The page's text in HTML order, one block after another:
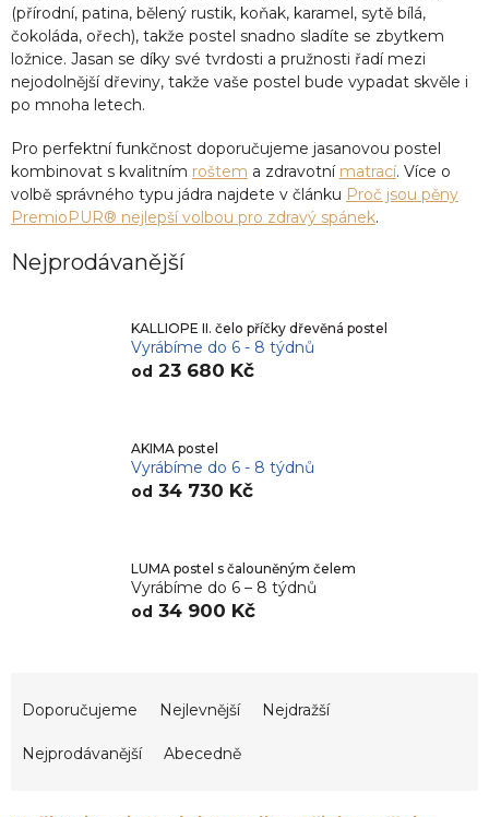
(přírodní, patina, bělený rustik, koňak, karamel, sytě bílá,
čokoláda, ořech), takže postel snadno sladíte se zbytkem
ložnice. Jasan se díky své tvrdosti a pružnosti řadí mezi
nejodolnější dřeviny, takže vaše postel bude vypadat skvěle i
po mnoha letech.
Pro perfektní funkčnost doporučujeme jasanovou postel
kombinovat s kvalitním roštem a zdravotní matrací. Více o
volbě správného typu jádra najdete v článku Proč jsou pěny
PremioPUR® nejlepší volbou pro zdravý spánek.
Nejprodávanější
KALLIOPE II. čelo příčky dřevěná postel
Vyrábíme do 6 - 8 týdnů
od 23 680 Kč
AKIMA postel
Vyrábíme do 6 - 8 týdnů
od 34 730 Kč
LUMA postel s čalouněným čelem
Vyrábíme do 6 – 8 týdnů
od 34 900 Kč
Doporučujeme Nejlevnější Nejdražší
Nejprodávanější Abecedně